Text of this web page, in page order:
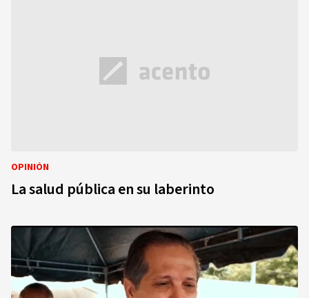
OPINIÓN
La salud pública en su laberinto